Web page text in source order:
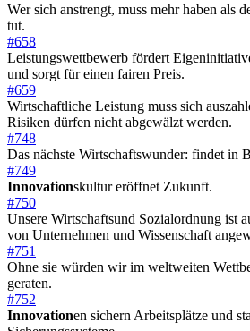
Wer sich anstrengt, muss mehr haben als
tut.
#658
Leistungswettbewerb fördert
und sorgt für einen fairen Preis.
#659
Wirtschaftliche Leistung muss sich
Risiken dürfen nicht abgewälzt werden.
#748
Das nächste Wirtschaftswunder: findet in
#749
Innovationskultur eröffnet Zukunft.
#750
Unsere Wirtschaftsund Sozialordnung ist
von Unternehmen und Wissenschaft
#751
Ohne sie würden wir im weltweiten
geraten.
#752
Innovationen sichern Arbeitsplätze und